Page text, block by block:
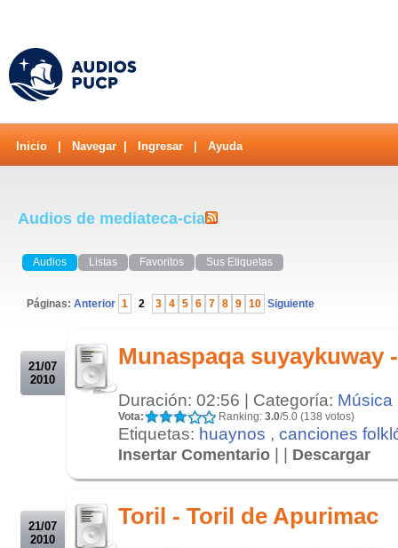
Inicio Navegar Ingresar Ayuda
Audios de mediateca-cia
Audios Listas Favoritos Sus Etiquetas
Páginas: Anterior 1 2 3 4 5 6 7 8 9 10 Siguiente
21/07
2010
Munaspaqa suyaykuway
Duración: 02:56 | Categoría: Música
Vota: Ranking: 3.0/5.0 (138 votos)
Etiquetas: huaynos , canciones
Insertar Comentario | | Descargar
21/07
2010
Toril - Toril de Apurimac